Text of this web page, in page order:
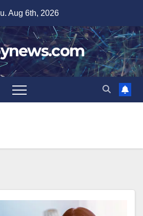
Aug 6th, 2026